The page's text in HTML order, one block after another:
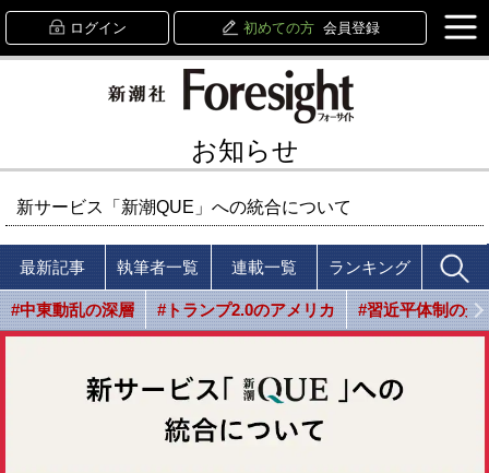
ログイン 初めての方 会員登録
お知らせ
新サービス「新潮QUE」への統合について
最新記事 執筆者一覧 連載一覧 ランキング
#中東動乱の深層 #トランプ2.0のアメリカ #習近平体制の光